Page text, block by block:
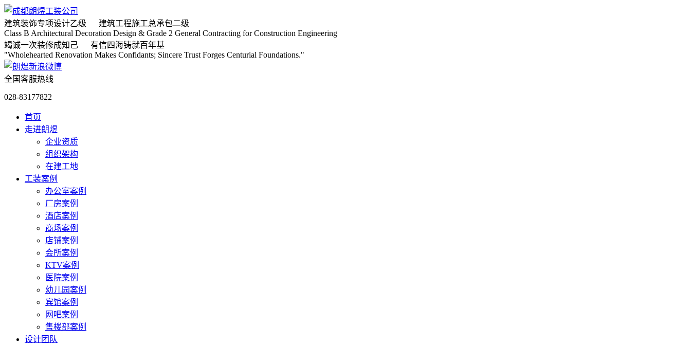
建筑装饰专项设计乙级 建筑工程施工总承包二级
Class B Architectural Decoration Design & Grade 2 General Contracting for Construction Engineering
竭诚一次装修成知己 有信四海铸就百年基
"Wholehearted Renovation Makes Confidants; Sincere Trust Forges Centurial Foundations."
全国客服热线
028-83177822
首页
走进朗煜
企业资质
组织架构
在建工地
工装案例
办公室案例
厂房案例
酒店案例
商场案例
店铺案例
会所案例
KTV案例
医院案例
幼儿园案例
宾馆案例
网吧案例
售楼部案例
设计团队